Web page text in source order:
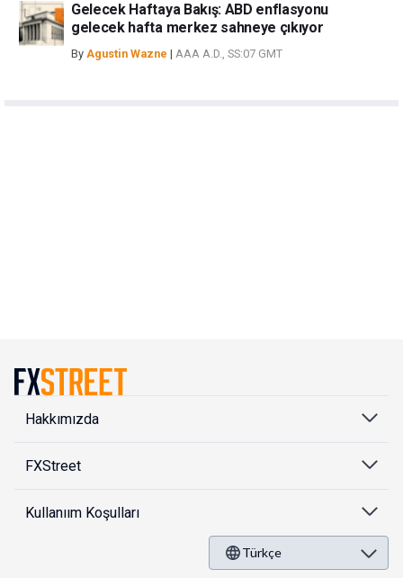
Gelecek Haftaya Bakış: ABD enflasyonu
gelecek hafta merkez sahneye çıkıyor
By Agustin Wazne | AAA A.D., SS:07 GMT
Hakkımızda
FXStreet
Kullanıım Koşulları
Türkçe